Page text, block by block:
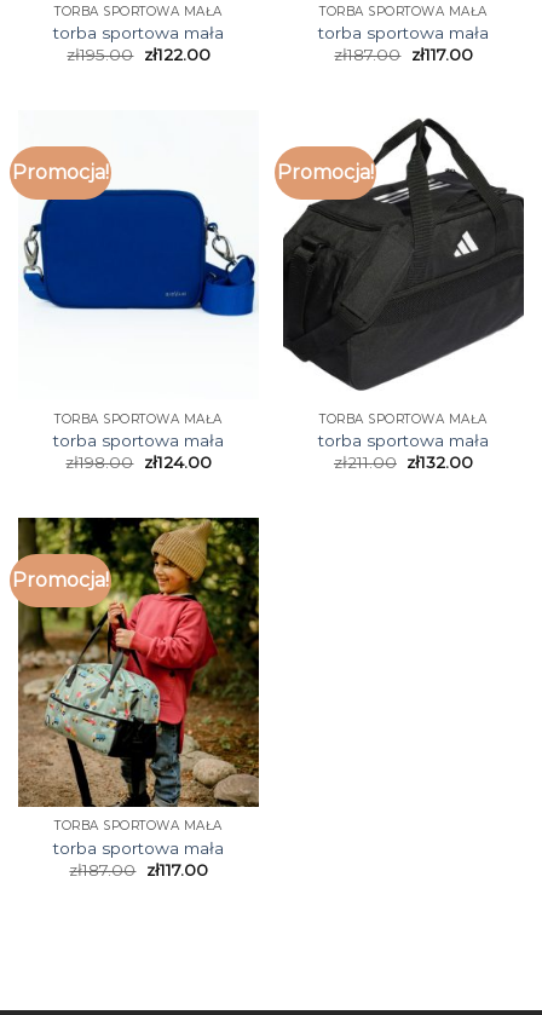
TORBA SPORTOWA MAŁA
torba sportowa mała
zł195.00 zł122.00
TORBA SPORTOWA MAŁA
torba sportowa mała
zł187.00 zł117.00
Promocja!
TORBA SPORTOWA MAŁA
torba sportowa mała
zł198.00 zł124.00
Promocja!
TORBA SPORTOWA MAŁA
torba sportowa mała
zł211.00 zł132.00
Promocja!
TORBA SPORTOWA MAŁA
torba sportowa mała
zł187.00 zł117.00